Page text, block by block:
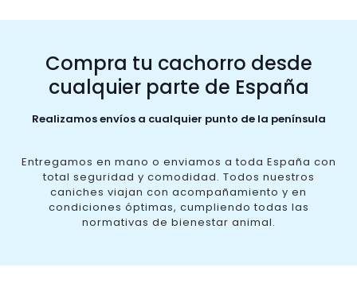
Compra tu cachorro desde
cualquier parte de España
Realizamos envíos a cualquier punto de la península
Entregamos en mano o enviamos a toda España con
total seguridad y comodidad. Todos nuestros
caniches viajan con acompañamiento y en
condiciones óptimas, cumpliendo todas las
normativas de bienestar animal.